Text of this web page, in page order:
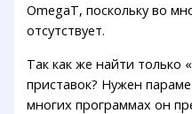
OmegaT, поскольку во
отсутствует.
Так как же найти только
приставок? Нужен
многих программах он